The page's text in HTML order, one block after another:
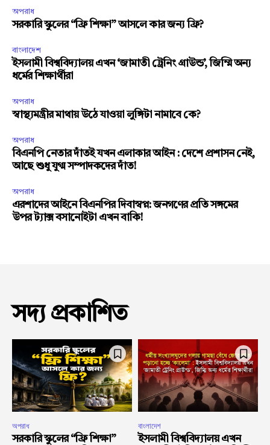
অপরাধ
সরকারি স্কুলের “ফ্রি শিক্ষা” আসলে কার জন্য ফ্রি?
বাংলাদেশ
ইসলামী বিশ্ববিদ্যালয় এখন ‘জামাতী ট্রেনিং গ্রাউন্ড’, জিম্মি অন্য
ধর্মের শিক্ষার্থীরা
অপরাধ
স্বাস্থ্যমন্ত্রীর মাথায় উঠে যাওয়া লুঙ্গিটা নামাবে কে?
অপরাধ
বিএনপি নেতার দাঁতই যখন এলাকার আইন : দেশে প্রশাসন নেই,
আছে শুধু যুগ্ম সম্পাদকদের দাঁত!
অপরাধ
এরশাদের আইনে বিএনপির দিবাস্বপ্ন: জনগণের প্রতি সঙ্গমের
উপর ট্যাক্স বসানোইটা এখন বাকি!
সদ্য প্রকাশিত
অপরাধ
সরকারি স্কুলের “ফ্রি শিক্ষা”
বাংলাদেশ
ইসলামী বিশ্ববিদ্যালয় এখন